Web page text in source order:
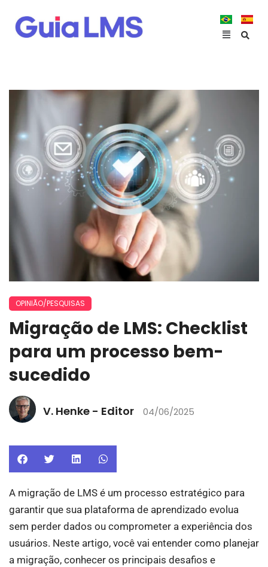
OPINIÃO/PESQUISAS
Migração de LMS: Checklist
para um processo bem-
sucedido
V. Henke - Editor 04/06/2025
A migração de LMS é um processo estratégico para
garantir que sua plataforma de aprendizado evolua
sem perder dados ou comprometer a experiência dos
usuários. Neste artigo, você vai entender como planejar
a migração, conhecer os principais desafios e